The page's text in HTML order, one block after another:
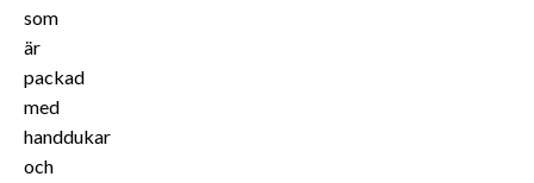
som
är
packad
med
handdukar
och